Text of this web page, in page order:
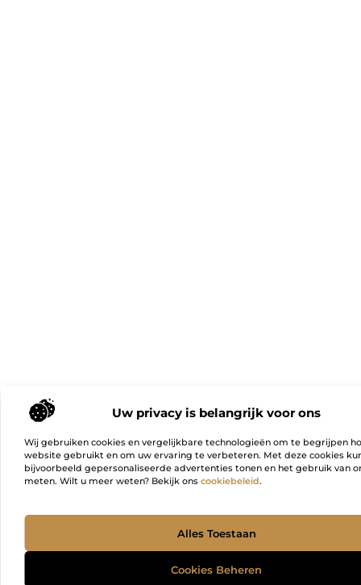
Uw privacy is belangrijk voor ons
Wij gebruiken cookies en vergelijkbare technologieën om te begrijpen
website gebruikt en om uw ervaring te verbeteren. Met deze cookies
bijvoorbeeld gepersonaliseerde advertenties tonen en het gebruik van
meten. Wilt u meer weten? Bekijk ons cookiebeleid.
Alles Toestaan
Cookies Beheren